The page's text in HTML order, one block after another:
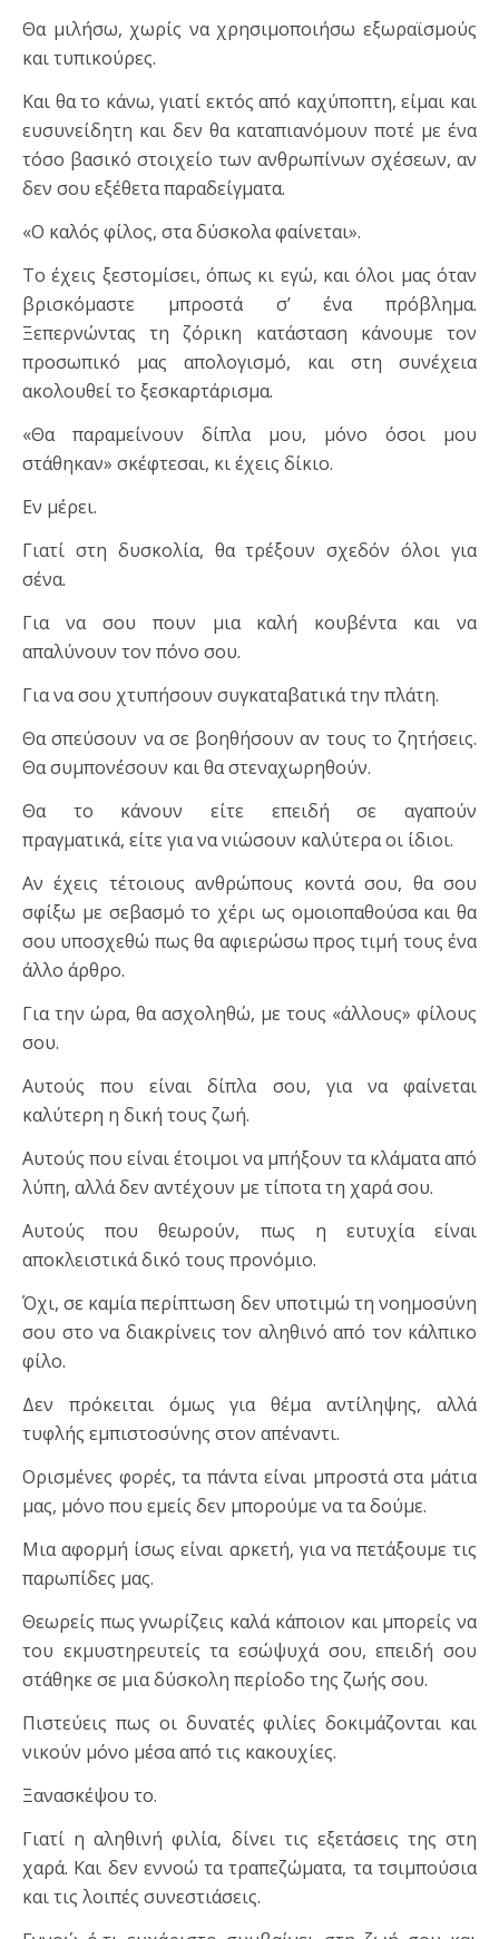
Θα μιλήσω, χωρίς να χρησιμοποιήσω εξωραϊσμούς
και τυπικούρες.
Και θα το κάνω, γιατί εκτός από καχύποπτη, είμαι και
ευσυνείδητη και δεν θα καταπιανόμουν ποτέ με ένα
τόσο βασικό στοιχείο των ανθρωπίνων σχέσεων, αν
δεν σου εξέθετα παραδείγματα.
«Ο καλός φίλος, στα δύσκολα φαίνεται».
Το έχεις ξεστομίσει, όπως κι εγώ, και όλοι μας όταν
βρισκόμαστε μπροστά σ’ ένα πρόβλημα.
Ξεπερνώντας τη ζόρικη κατάσταση κάνουμε τον
προσωπικό μας απολογισμό, και στη συνέχεια
ακολουθεί το ξεσκαρτάρισμα.
«Θα παραμείνουν δίπλα μου, μόνο όσοι μου
στάθηκαν» σκέφτεσαι, κι έχεις δίκιο.
Εν μέρει.
Γιατί στη δυσκολία, θα τρέξουν σχεδόν όλοι για
σένα.
Για να σου πουν μια καλή κουβέντα και να
απαλύνουν τον πόνο σου.
Για να σου χτυπήσουν συγκαταβατικά την πλάτη.
Θα σπεύσουν να σε βοηθήσουν αν τους το ζητήσεις.
Θα συμπονέσουν και θα στεναχωρηθούν.
Θα το κάνουν είτε επειδή σε αγαπούν
πραγματικά, είτε για να νιώσουν καλύτερα οι ίδιοι.
Αν έχεις τέτοιους ανθρώπους κοντά σου, θα σου
σφίξω με σεβασμό το χέρι ως ομοιοπαθούσα και θα
σου υποσχεθώ πως θα αφιερώσω προς τιμή τους ένα
άλλο άρθρο.
Για την ώρα, θα ασχοληθώ, με τους «άλλους» φίλους
σου.
Αυτούς που είναι δίπλα σου, για να φαίνεται
καλύτερη η δική τους ζωή.
Αυτούς που είναι έτοιμοι να μπήξουν τα κλάματα από
λύπη, αλλά δεν αντέχουν με τίποτα τη χαρά σου.
Αυτούς που θεωρούν, πως η ευτυχία είναι
αποκλειστικά δικό τους προνόμιο.
Όχι, σε καμία περίπτωση δεν υποτιμώ τη νοημοσύνη
σου στο να διακρίνεις τον αληθινό από τον κάλπικο
φίλο.
Δεν πρόκειται όμως για θέμα αντίληψης, αλλά
τυφλής εμπιστοσύνης στον απέναντι.
Ορισμένες φορές, τα πάντα είναι μπροστά στα μάτια
μας, μόνο που εμείς δεν μπορούμε να τα δούμε.
Μια αφορμή ίσως είναι αρκετή, για να πετάξουμε τις
παρωπίδες μας.
Θεωρείς πως γνωρίζεις καλά κάποιον και μπορείς να
του εκμυστηρευτείς τα εσώψυχά σου, επειδή σου
στάθηκε σε μια δύσκολη περίοδο της ζωής σου.
Πιστεύεις πως οι δυνατές φιλίες δοκιμάζονται και
νικούν μόνο μέσα από τις κακουχίες.
Ξανασκέψου το.
Γιατί η αληθινή φιλία, δίνει τις εξετάσεις της στη
χαρά. Και δεν εννοώ τα τραπεζώματα, τα τσιμπούσια
και τις λοιπές συνεστιάσεις.